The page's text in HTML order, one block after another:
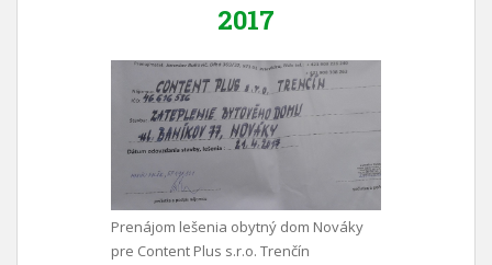
2017
Prenájom lešenia obytný dom Nováky
pre Content Plus s.r.o. Trenčín